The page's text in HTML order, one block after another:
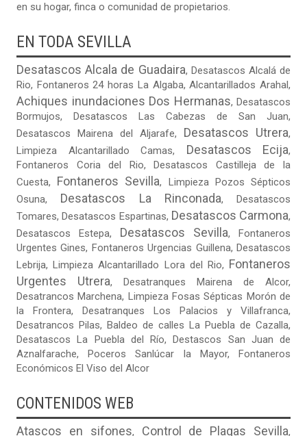
en su hogar, finca o comunidad de propietarios.
EN TODA SEVILLA
Desatascos Alcala de Guadaira, Desatascos Alcalá de
Rio, Fontaneros 24 horas La Algaba,Alcantarillados Arahal,
Achiques inundaciones Dos Hermanas, Desatascos
Bormujos, Desatascos Las Cabezas de San Juan,
Desatascos Mairena del Aljarafe, Desatascos Utrera,
Limpieza Alcantarillado Camas, Desatascos Ecija,
Fontaneros Coria del Rio,Desatascos Castilleja de la
Cuesta, Fontaneros Sevilla, Limpieza Pozos Sépticos
Osuna, Desatascos La Rinconada, Desatascos
Tomares,Desatascos Espartinas, Desatascos Carmona,
Desatascos Estepa, Desatascos Sevilla, Fontaneros
Urgentes Gines, Fontaneros Urgencias Guillena,Desatascos
Lebrija,Limpieza Alcantarillado Lora del Rio, Fontaneros
Urgentes Utrera, Desatranques Mairena de Alcor,
Desatrancos Marchena, Limpieza Fosas Sépticas Morón de
la Frontera, Desatranques Los Palacios y Villafranca,
Desatrancos Pilas, Baldeo de calles La Puebla de Cazalla,
Desatascos La Puebla del Río,Destascos San Juan de
Aznalfarache,Poceros Sanlúcar la Mayor,Fontaneros
Económicos El Viso del Alcor
CONTENIDOS WEB
Atascos en sifones, Control de Plagas Sevilla,